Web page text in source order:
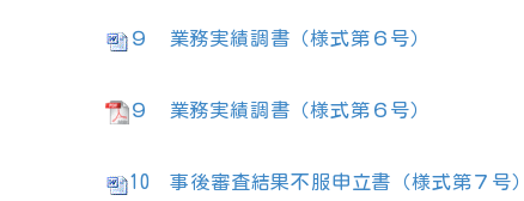
９ 業務実績調書（様式第６号）
９ 業務実績調書（様式第６号）
10 事後審査結果不服申立書（様式第７号）